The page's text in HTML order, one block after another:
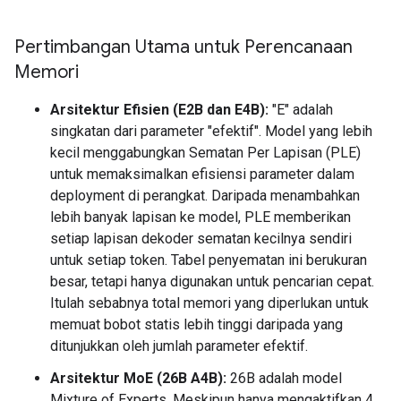
Pertimbangan Utama untuk Perencanaan
Memori
Arsitektur Efisien (E2B dan E4B): "E" adalah
singkatan dari parameter "efektif". Model yang lebih
kecil menggabungkan Sematan Per Lapisan (PLE)
untuk memaksimalkan efisiensi parameter dalam
deployment di perangkat. Daripada menambahkan
lebih banyak lapisan ke model, PLE memberikan
setiap lapisan dekoder sematan kecilnya sendiri
untuk setiap token. Tabel penyematan ini berukuran
besar, tetapi hanya digunakan untuk pencarian cepat.
Itulah sebabnya total memori yang diperlukan untuk
memuat bobot statis lebih tinggi daripada yang
ditunjukkan oleh jumlah parameter efektif.
Arsitektur MoE (26B A4B): 26B adalah model